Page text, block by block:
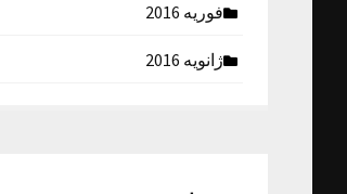
فوریه 2016
ژانویه 2016